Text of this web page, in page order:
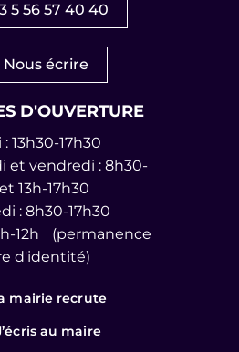
5 56 57 40 40
Nous écrire
D'OUVERTURE
13h30-17h30
et vendredi : 8h30-
13h-17h30
: 8h30-17h30
12h (permanence
d'identité)
mairie recrute
au maire